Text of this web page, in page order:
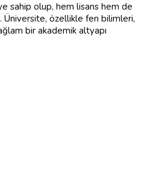
sahip olup, hem lisans hem de
Üniversite, özellikle fen bilimleri,
bir akademik altyapı